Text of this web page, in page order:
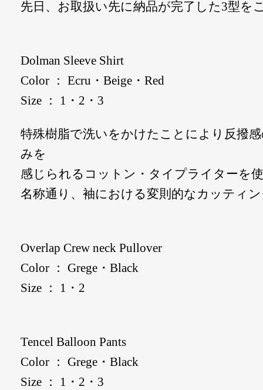
先日、お取扱い先に納品が完了した3型を
Dolman Sleeve Shirt
Color ： Ecru・Beige・Red
Size ： 1・2・3
特殊樹脂で洗いをかけたことにより反撥
みを
感じられるコットン・タイプライターを
名称通り、袖における変則的なカッティ
Overlap Crew neck Pullover
Color ： Grege・Black
Size ： 1・2
Tencel Balloon Pants
Color ： Grege・Black
Size ： 1・2・3